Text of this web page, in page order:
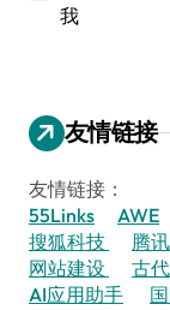
我
友情链接
友情链接：
55Links
AWE
搜狐科技
腾
网站建设
古
AI应用助手